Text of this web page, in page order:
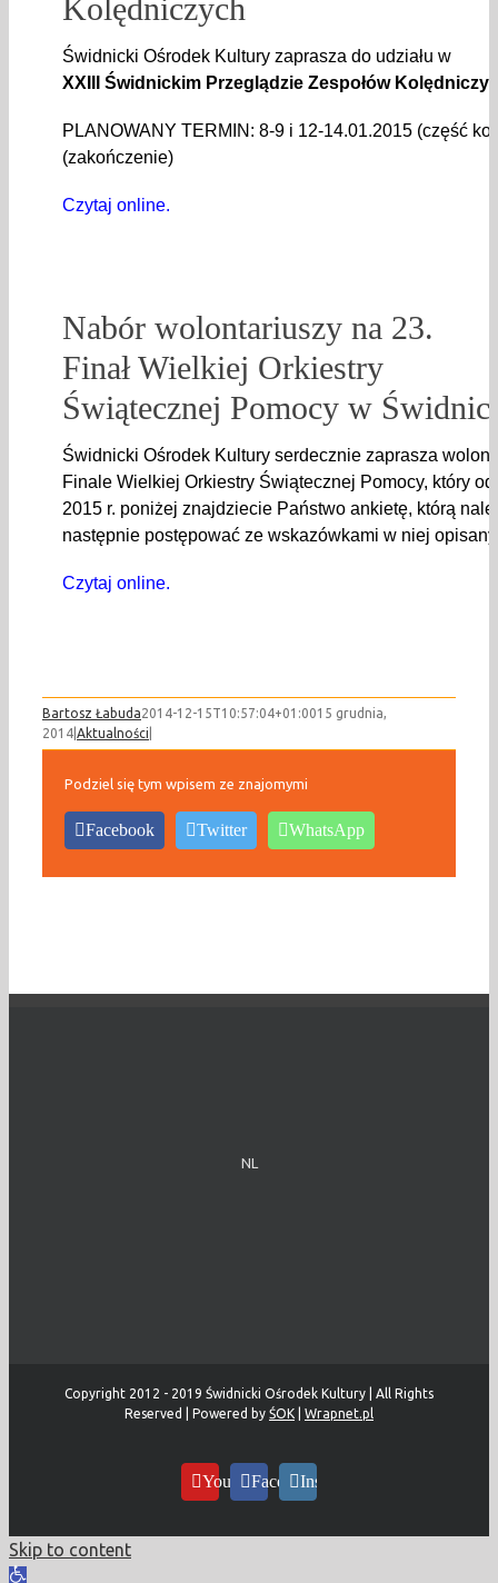
Kolędniczych
Świdnicki Ośrodek Kultury zaprasza do udziału w
XXIII Świdnickim Przeglądzie Zespołów
PLANOWANY TERMIN: 8-9 i 12-14.01.2015 (część
(zakończenie)
Czytaj online.
Nabór wolontariuszy na 23.
Finał Wielkiej Orkiestry
Świątecznej Pomocy w
Świdnicki Ośrodek Kultury serdecznie zaprasza
Finale Wielkiej Orkiestry Świątecznej Pomocy, który
2015 r. poniżej znajdziecie Państwo ankietę, którą
następnie postępować ze wskazówkami w niej
Czytaj online.
Bartosz Łabuda2014-12-15T10:57:04+01:0015 grudnia,
2014 Aktualności
Podziel się tym wpisem ze znajomymi
Facebook Twitter WhatsApp
NL
Copyright 2012 - 2019 Świdnicki Ośrodek Kultury | All Rights
Reserved | Powered by ŚOK Wrapnet.pl
YouTubeFacebookInstagram
Skip to content
Open